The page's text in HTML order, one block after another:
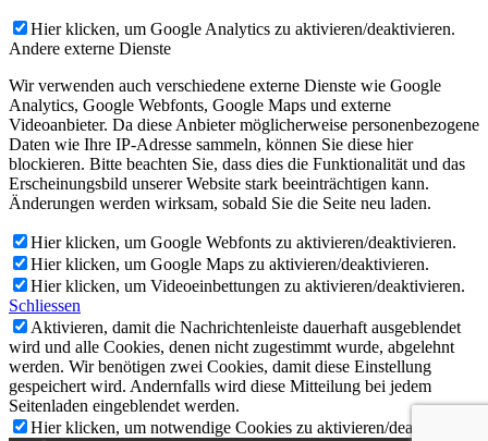
Hier klicken, um Google Analytics zu aktivieren/deaktivieren.
Andere externe Dienste
Wir verwenden auch verschiedene externe Dienste wie Google
Analytics, Google Webfonts, Google Maps und externe
Videoanbieter. Da diese Anbieter möglicherweise personenbezogene
Daten wie Ihre IP-Adresse sammeln, können Sie diese hier
blockieren. Bitte beachten Sie, dass dies die Funktionalität und das
Erscheinungsbild unserer Website stark beeinträchtigen kann.
Änderungen werden wirksam, sobald Sie die Seite neu laden.
Hier klicken, um Google Webfonts zu aktivieren/deaktivieren.
Hier klicken, um Google Maps zu aktivieren/deaktivieren.
Hier klicken, um Videoeinbettungen zu aktivieren/deaktivieren.
Schliessen
Aktivieren, damit die Nachrichtenleiste dauerhaft ausgeblendet
wird und alle Cookies, denen nicht zugestimmt wurde, abgelehnt
werden. Wir benötigen zwei Cookies, damit diese Einstellung
gespeichert wird. Andernfalls wird diese Mitteilung bei jedem
Seitenladen eingeblendet werden.
Hier klicken, um notwendige Cookies zu aktivieren/deaktivieren.